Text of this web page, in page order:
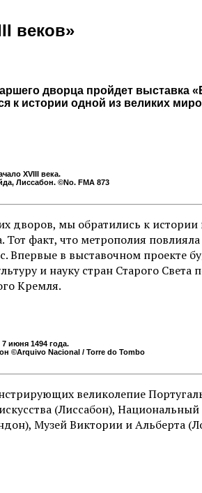
веков»
дворца пройдет выставка
к истории одной из великих
XVIII века.
Лиссабон. ©No. FMA 873
мы обратились к истории
факт, что метрополия
в выставочном проекте
и науку стран Старого Света
Кремля.
июня 1494 года.
©Arquivo Nacional / Torre do Tombo
великолепие
(Лиссабон),
Музей Виктории и Альберта